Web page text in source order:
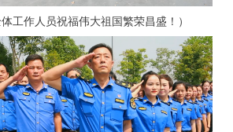
体工作人员祝福伟大祖国繁荣昌盛！）